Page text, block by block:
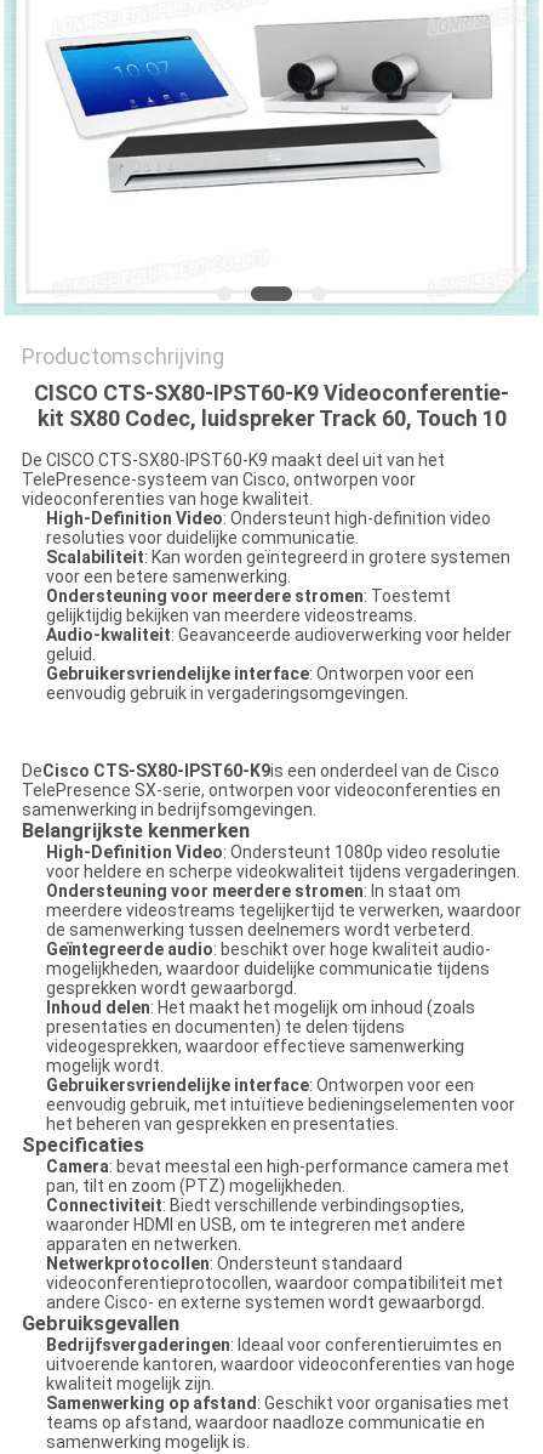
Productomschrijving
CISCO CTS-SX80-IPST60-K9 Videoconferentie-
kit SX80 Codec, luidspreker Track 60, Touch 10
De CISCO CTS-SX80-IPST60-K9 maakt deel uit van het
TelePresence-systeem van Cisco, ontworpen voor
videoconferenties van hoge kwaliteit.
High-Definition Video: Ondersteunt high-definition video
resoluties voor duidelijke communicatie.
Scalabiliteit: Kan worden geïntegreerd in grotere systemen
voor een betere samenwerking.
Ondersteuning voor meerdere stromen: Toestemt
gelijktijdig bekijken van meerdere videostreams.
Audio-kwaliteit: Geavanceerde audioverwerking voor helder
geluid.
Gebruikersvriendelijke interface: Ontworpen voor een
eenvoudig gebruik in vergaderingsomgevingen.
DeCisco CTS-SX80-IPST60-K9is een onderdeel van de Cisco
TelePresence SX-serie, ontworpen voor videoconferenties en
samenwerking in bedrijfsomgevingen.
Belangrijkste kenmerken
High-Definition Video: Ondersteunt 1080p video resolutie
voor heldere en scherpe videokwaliteit tijdens vergaderingen.
Ondersteuning voor meerdere stromen: In staat om
meerdere videostreams tegelijkertijd te verwerken, waardoor
de samenwerking tussen deelnemers wordt verbeterd.
Geïntegreerde audio: beschikt over hoge kwaliteit audio-
mogelijkheden, waardoor duidelijke communicatie tijdens
gesprekken wordt gewaarborgd.
Inhoud delen: Het maakt het mogelijk om inhoud (zoals
presentaties en documenten) te delen tijdens
videogesprekken, waardoor effectieve samenwerking
mogelijk wordt.
Gebruikersvriendelijke interface: Ontworpen voor een
eenvoudig gebruik, met intuïtieve bedieningselementen voor
het beheren van gesprekken en presentaties.
Specificaties
Camera: bevat meestal een high-performance camera met
pan, tilt en zoom (PTZ) mogelijkheden.
Connectiviteit: Biedt verschillende verbindingsopties,
waaronder HDMI en USB, om te integreren met andere
apparaten en netwerken.
Netwerkprotocollen: Ondersteunt standaard
videoconferentieprotocollen, waardoor compatibiliteit met
andere Cisco- en externe systemen wordt gewaarborgd.
Gebruiksgevallen
Bedrijfsvergaderingen: Ideaal voor conferentieruimtes en
uitvoerende kantoren, waardoor videoconferenties van hoge
kwaliteit mogelijk zijn.
Samenwerking op afstand: Geschikt voor organisaties met
teams op afstand, waardoor naadloze communicatie en
samenwerking mogelijk is.